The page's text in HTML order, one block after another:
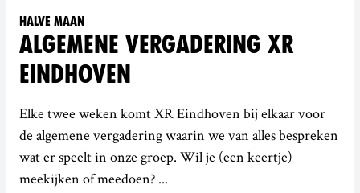
Halve Maan
ALGEMENE VERGADERING XR
EINDHOVEN
Elke twee weken komt XR Eindhoven bij elkaar voor
de algemene vergadering waarin we van alles bespreken
wat er speelt in onze groep. Wil je (een keertje)
meekijken of meedoen? ...